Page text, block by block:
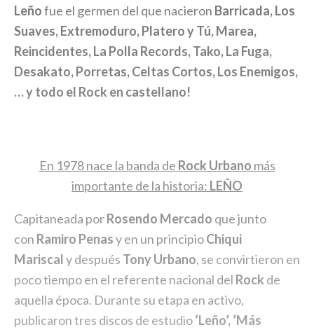
Leñofue el germen del que nacieron Barricada, Los
Suaves, Extremoduro, Platero y Tú, Marea,
Reincidentes, La Polla Records, Tako, La Fuga,
Desakato, Porretas, Celtas Cortos, Los Enemigos,
… y todo el Rock en castellano!
En 1978 nace la banda de Rock Urbano más
importante de la historia: LEÑO
Capitaneada porRosendo Mercado que junto
con Ramiro Penasy en un principioChiqui
Mariscaly después Tony Urbano, se convirtieron en
poco tiempo en el referente nacional del Rock de
aquella época. Durante su etapa en activo,
publicaron tres discos de estudio‘Leño’, ’Más